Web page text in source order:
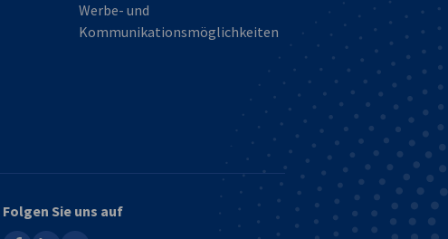
Werbe- und
Kommunikationsmöglichkeiten
Folgen Sie uns auf